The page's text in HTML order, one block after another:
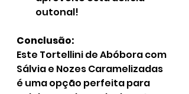
outonal!
Conclusão:
Este Tortellini de Abóbora com
Sálvia e Nozes Caramelizadas
é uma opção perfeita para